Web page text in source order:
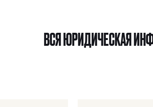
ВСЯ ЮРИДИЧЕСКАЯ